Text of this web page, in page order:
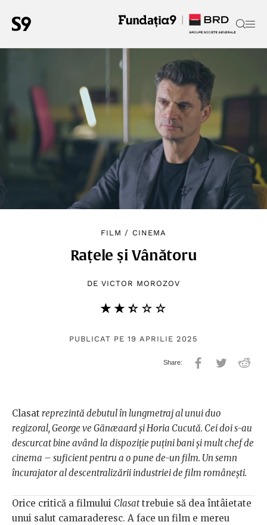
FILM / CINEMA
Rațele și Vânătoru
DE VICTOR MOROZOV
★★★★★
☆☆☆☆☆
PUBLICAT PE 19 APRILIE 2025
Clasat reprezintă debutul în lungmetraj al unui duo
regizoral, George ve Gänæaard și Horia Cucută. Cei doi s-au
descurcat bine având la dispoziție puțini bani și mult chef de
cinema – suficient pentru a o pune de-un film. Un semn
încurajator al descentralizării industriei de film românești.
Orice critică a filmului Clasattrebuie să dea întâietate
unui salut camaraderesc. A face un film e mereu